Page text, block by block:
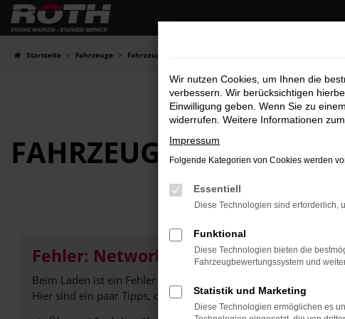
Zum
Hauptinhalt
Startseite Fahrzeuge Fahrzeugbestand
FAHRZEUG-
Fehler: Network Error
Beim Laden ist ein Fehler aufgetreten.
Hier sind ein paar Tipps, die dir helfen können:
Wir nutzen Cookies, um Ihnen die
verbessern. Wir berücksichtigen
Einwilligung geben. Wenn Sie zu
widerrufen. Weitere Informationen
Impressum
Folgende Kategorien von Cookies werden
Essentiell
Diese Technologien sind erforderlich,
Funktional
Diese Technologien bieten die
Fahrzeugbewertungssystem und
Statistik und Marketing
Diese Technologien ermöglichen es